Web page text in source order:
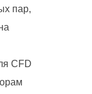
пар,
CFD